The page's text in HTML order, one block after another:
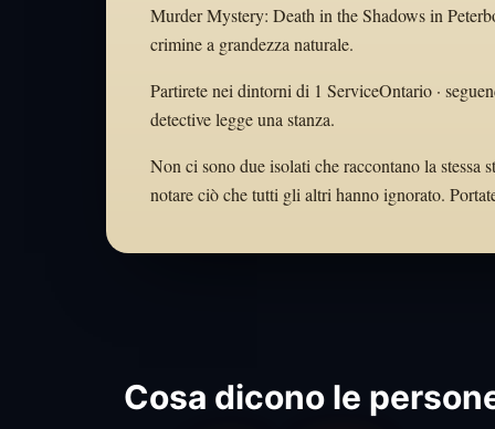
Murder Mystery: Death in the Shadows in
crimine a grandezza naturale.
Partirete nei dintorni di 1 ServiceOntario ·
detective legge una stanza.
Non ci sono due isolati che raccontano la stessa
notare ciò che tutti gli altri hanno ignorato.
Cosa dicono le